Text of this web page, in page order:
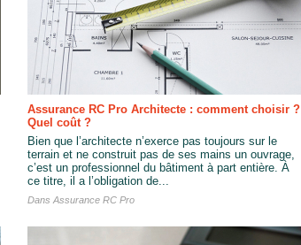
Assurance RC Pro Architecte : comment choisir ?
Quel coût ?
Bien que l’architecte n’exerce pas toujours sur le
terrain et ne construit pas de ses mains un ouvrage,
c’est un professionnel du bâtiment à part entière. À
ce titre, il a l’obligation de...
Dans Assurance RC Pro